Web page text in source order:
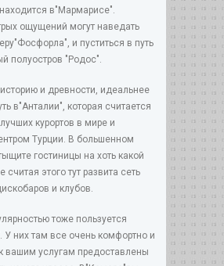
в"Мармарисе".
ощущений могут наведать
и пуститься в путь
полуостров "Родос".
и древности, идеальнее
в"Анталии", которая считается
курортов в мире и
Турции. В большенном
гостиницы на хоть какой
считая этого тут развита сеть
и клубов.
тоже пользуется
У них там все очень комфортно и
вашим услугам предоставлены